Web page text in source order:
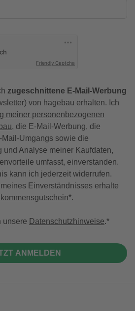
Friendly Captcha
zugeschnittene E-Mail-Werbung
von hagebau erhalten. Ich
meiner personenbezogenen
, die E-Mail-Werbung, die
Umgangs sowie die
und Analyse meiner Kaufdaten,
umfasst, einverstanden.
kann ich jederzeit widerrufen.
Einverständnisses erhalte
*.
unsere Datenschutzhinweise.
ANMELDEN